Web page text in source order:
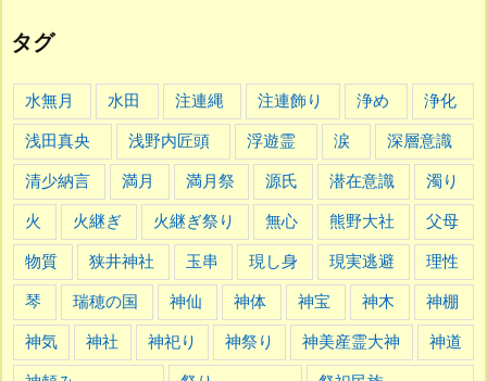
タグ
水無月 水田 注連縄 注連飾り 浄め 浄化
浅田真央 浅野内匠頭 浮遊霊 涙 深層意識
清少納言 満月 満月祭 源氏 潜在意識 濁り
火 火継ぎ 火継ぎ祭り 無心 熊野大社 父母
物質 狭井神社 玉串 現し身 現実逃避 理性
琴 瑞穂の国 神仙 神体 神宝 神木 神棚
神気 神社 神祀り 神祭り 神美産霊大神 神道